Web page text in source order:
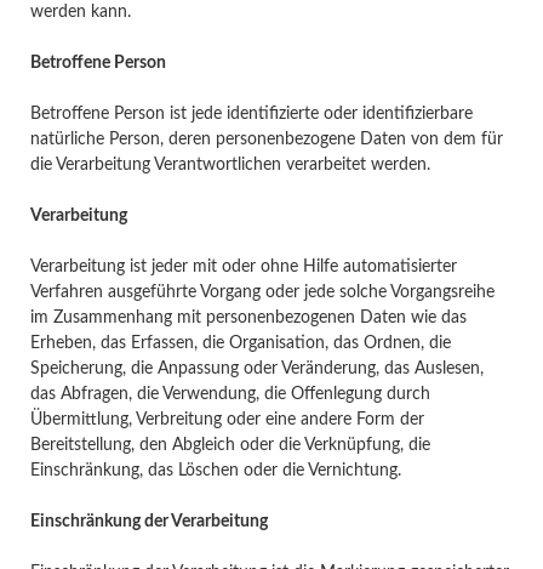
werden kann.
Betroffene Person
Betroffene Person ist jede identifizierte oder identifizierbare
natürliche Person, deren personenbezogene Daten von dem für
die Verarbeitung Verantwortlichen verarbeitet werden.
Verarbeitung
Verarbeitung ist jeder mit oder ohne Hilfe automatisierter
Verfahren ausgeführte Vorgang oder jede solche Vorgangsreihe
im Zusammenhang mit personenbezogenen Daten wie das
Erheben, das Erfassen, die Organisation, das Ordnen, die
Speicherung, die Anpassung oder Veränderung, das Auslesen,
das Abfragen, die Verwendung, die Offenlegung durch
Übermittlung, Verbreitung oder eine andere Form der
Bereitstellung, den Abgleich oder die Verknüpfung, die
Einschränkung, das Löschen oder die Vernichtung.
Einschränkung der Verarbeitung